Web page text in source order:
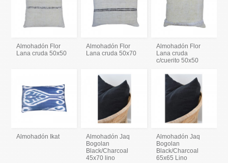
Almohadón Flor
Lana cruda 50x50
Almohadón Flor
Lana cruda 50x70
Almohadón Flor
Lana cruda
c/cuerito 50x50
Almohadón Ikat
Almohadón Jaq
Bogolan
Black/Charcoal
45x70 lino
Almohadón Jaq
Bogolan
Black/Charcoal
65x65 Lino